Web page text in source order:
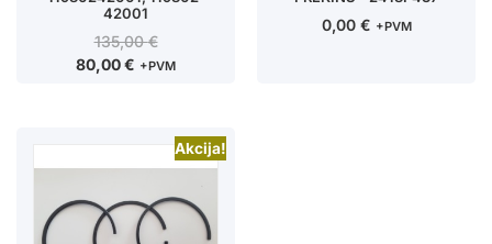
42001
135,00€
80,00€ +PVM
0,00 € +PVM
Akcija!